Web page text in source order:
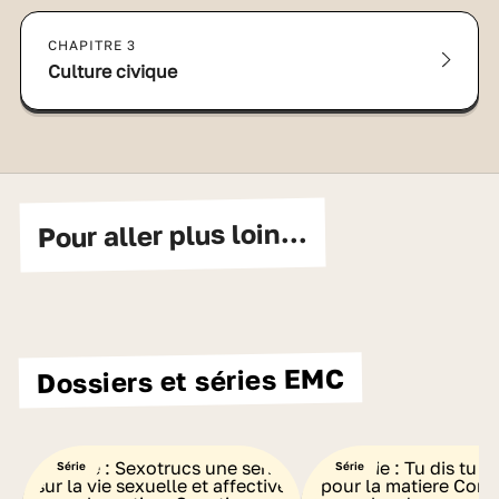
CHAPITRE 3
Culture civique
Pour aller plus loin...
Dossiers et séries EMC
Série Série